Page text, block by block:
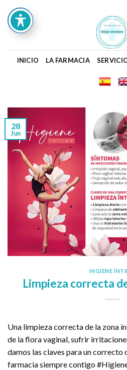
content
INICIO LA FARMACIA
28
Jun
HIGIENE
Limpieza correcta
Una limpieza correcta de la zona
de la flora vaginal, sufrir
damos las claves para un correcto
farmacia siempre contigo